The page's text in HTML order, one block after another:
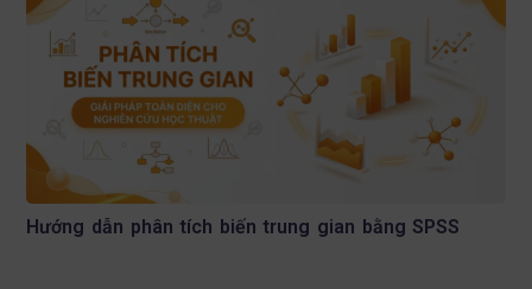
Hướng dẫn phân tích biến trung gian bằng SPSS